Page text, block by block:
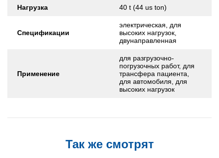
Нагрузка 40 t (44 us ton)
Спецификации
электрическая, для
высоких нагрузок,
двунаправленная
Применение
для разгрузочно-
погрузочных работ, для
трансфера пациента,
для автомобиля, для
высоких нагрузок
Так же смотрят